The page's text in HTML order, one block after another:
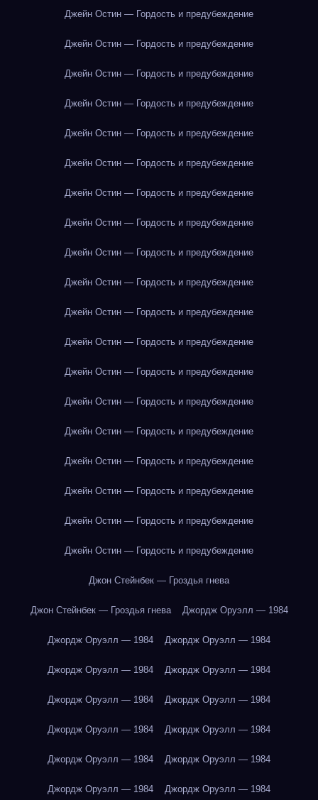
Джейн Остин — Гордость и предубеждение
Джейн Остин — Гордость и предубеждение
Джейн Остин — Гордость и предубеждение
Джейн Остин — Гордость и предубеждение
Джейн Остин — Гордость и предубеждение
Джейн Остин — Гордость и предубеждение
Джейн Остин — Гордость и предубеждение
Джейн Остин — Гордость и предубеждение
Джейн Остин — Гордость и предубеждение
Джейн Остин — Гордость и предубеждение
Джейн Остин — Гордость и предубеждение
Джейн Остин — Гордость и предубеждение
Джейн Остин — Гордость и предубеждение
Джейн Остин — Гордость и предубеждение
Джейн Остин — Гордость и предубеждение
Джейн Остин — Гордость и предубеждение
Джейн Остин — Гордость и предубеждение
Джейн Остин — Гордость и предубеждение
Джейн Остин — Гордость и предубеждение
Джон Стейнбек — Гроздья гнева
Джон Стейнбек — Гроздья гнева Джордж Оруэлл — 1984
Джордж Оруэлл — 1984 Джордж Оруэлл — 1984
Джордж Оруэлл — 1984 Джордж Оруэлл — 1984
Джордж Оруэлл — 1984 Джордж Оруэлл — 1984
Джордж Оруэлл — 1984 Джордж Оруэлл — 1984
Джордж Оруэлл — 1984 Джордж Оруэлл — 1984
Джордж Оруэлл — 1984 Джордж Оруэлл — 1984